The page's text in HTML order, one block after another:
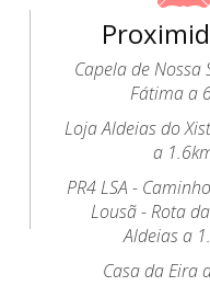
Capela de Nossa
Fátima a
Loja Aldeias do
a
PR4 LSA -
Lousã - Rota
Aldeias a
Casa da Eira